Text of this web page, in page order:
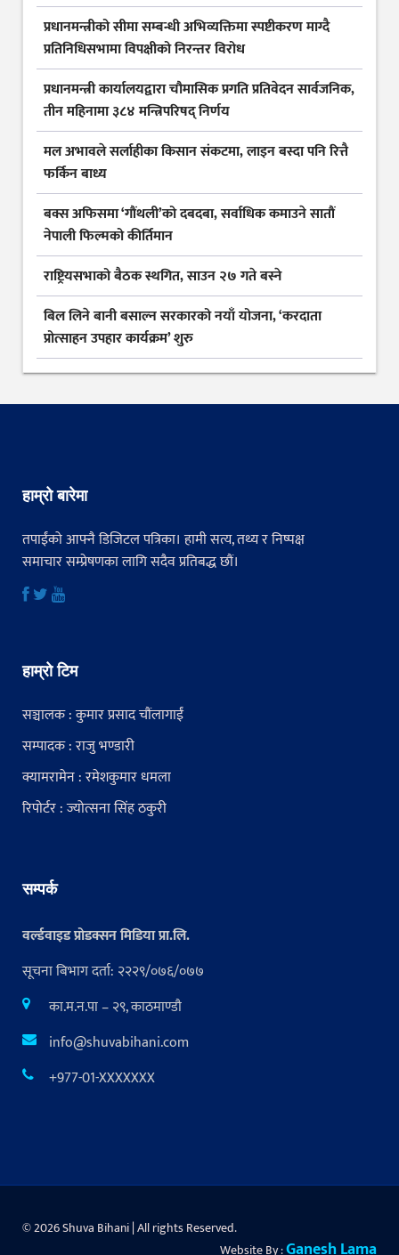
प्रधानमन्त्रीको सीमा सम्बन्धी अभिव्यक्तिमा स्पष्टीकरण माग्दै
प्रतिनिधिसभामा विपक्षीको निरन्तर विरोध
प्रधानमन्त्री कार्यालयद्वारा चौमासिक प्रगति प्रतिवेदन सार्वजनिक,
तीन महिनामा ३८४ मन्त्रिपरिषद् निर्णय
मल अभावले सर्लाहीका किसान संकटमा, लाइन बस्दा पनि रित्तै
फर्किन बाध्य
बक्स अफिसमा ‘गौंथली’को दबदबा, सर्वाधिक कमाउने सातौं
नेपाली फिल्मको कीर्तिमान
राष्ट्रियसभाको बैठक स्थगित, साउन २७ गते बस्ने
बिल लिने बानी बसाल्न सरकारको नयाँ योजना, ‘करदाता
प्रोत्साहन उपहार कार्यक्रम’ शुरु
हाम्रो बारेमा
तपाईंको आफ्नै डिजिटल पत्रिका। हामी सत्य, तथ्य र निष्पक्ष
समाचार सम्प्रेषणका लागि सदैव प्रतिबद्ध छौं।
हाम्रो टिम
सञ्चालक : कुमार प्रसाद चौंलागाईं
सम्पादक : राजु भण्डारी
क्यामरामेन : रमेशकुमार धमला
रिपोर्टर : ज्योत्सना सिंह ठकुरी
सम्पर्क
वर्ल्डवाइड प्रोडक्सन मिडिया प्रा.लि.
सूचना बिभाग दर्ता: २२२९/०७६/०७७
का.म.न.पा – २९, काठमाण्डौ
info@shuvabihani.com
+977-01-XXXXXXX
© 2026 Shuva Bihani | All rights Reserved.
Website By :Ganesh Lama